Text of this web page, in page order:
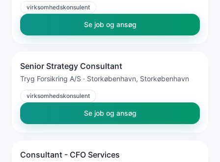
virksomhedskonsulent
Se job og ansøg
Senior Strategy Consultant
Tryg Forsikring A/S · Storkøbenhavn, Storkøbenhavn
virksomhedskonsulent
Se job og ansøg
Consultant - CFO Services